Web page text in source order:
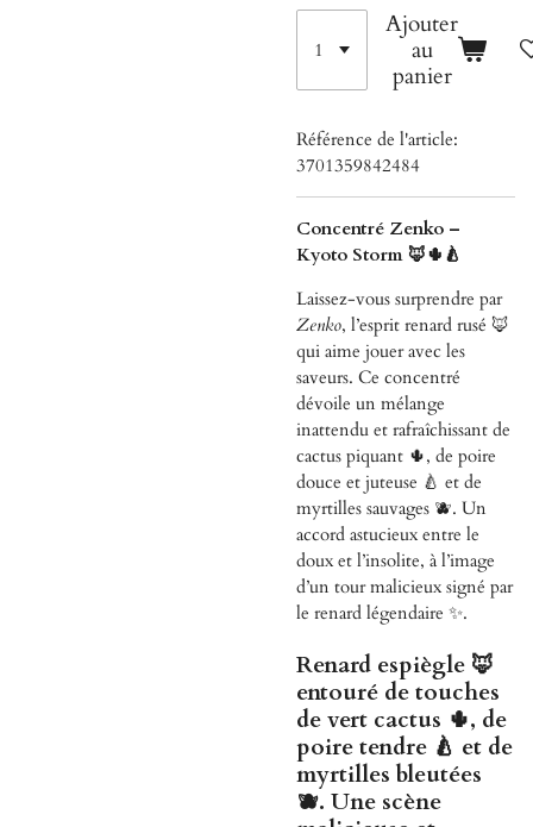
Ajouter
au
panier
Référence de l'article:
3701359842484
Concentré Zenko –
Kyoto Storm 🦊🌵🍐
Laissez-vous surprendre par
Zenko, l’esprit renard rusé 🦊
qui aime jouer avec les
saveurs. Ce concentré
dévoile un mélange
inattendu et rafraîchissant de
cactus piquant 🌵, de poire
douce et juteuse 🍐 et de
myrtilles sauvages 🫐. Un
accord astucieux entre le
doux et l’insolite, à l’image
d’un tour malicieux signé par
le renard légendaire ✨.
Renard espiègle 🦊
entouré de touches
de vert cactus 🌵, de
poire tendre 🍐 et de
myrtilles bleutées
🫐. Une scène